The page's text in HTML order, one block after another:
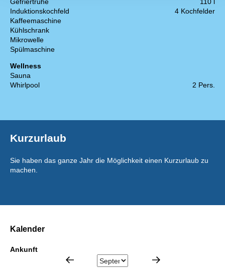
Induktionskochfeld
4 Kochfelder
Kaffeemaschine
Kühlschrank
Mikrowelle
Spülmaschine
Wellness
Sauna
Whirlpool
2 Pers.
Kurzurlaub
Sie haben das ganze Jahr die Möglichkeit einen Kurzurlaub zu
machen.
Kalender
Ankunft